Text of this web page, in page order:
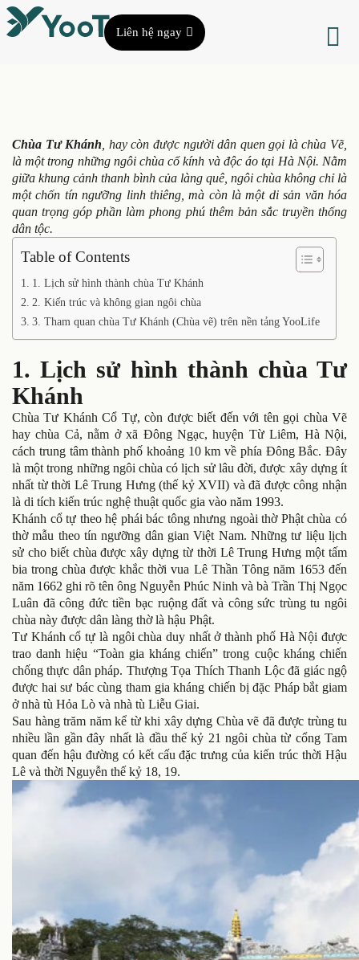
Liên hệ ngay
Chùa Tư Khánh , hay còn được người dân quen gọi là chùa Vẽ,
là một trong những ngôi chùa cổ kính và độc áo tại Hà Nội. Nằm
giữa khung cảnh thanh bình của làng quê, ngôi chùa không chỉ là
một chốn tín ngưỡng linh thiêng, mà còn là một di sản văn hóa
quan trọng góp phần làm phong phú thêm bản sắc truyền thống
dân tộc.
Table of Contents
1. Lịch sử hình thành chùa Tư Khánh
2. Kiến trúc và không gian ngôi chùa
3. Tham quan chùa Tư Khánh (Chùa vẽ) trên nền tảng YooLife
1. Lịch sử hình thành chùa Tư
Khánh
Chùa Tư Khánh Cổ Tự, còn được biết đến với tên gọi chùa Vẽ
hay chùa Cả, nằm ở xã Đông Ngạc, huyện Từ Liêm, Hà Nội,
cách trung tâm thành phố khoảng 10 km về phía Đông Bắc. Đây
là một trong những ngôi chùa có lịch sử lâu đời, được xây dựng ít
nhất từ thời Lê Trung Hưng (thế kỷ XVII) và đã được công nhận
là di tích kiến trúc nghệ thuật quốc gia vào năm 1993.
Khánh cổ tự theo hệ phái bác tông nhưng ngoài thờ Phật chùa có
thờ mẫu theo tín ngưỡng dân gian Việt Nam. Những tư liệu lịch
sử cho biết chùa được xây dựng từ thời Lê Trung Hưng một tấm
bia trong chùa được khắc thời vua Lê Thần Tông năm 1653 đến
năm 1662 ghi rõ tên ông Nguyễn Phúc Ninh và bà Trần Thị Ngọc
Luân đã công đức tiền bạc ruộng đất và công sức trùng tu ngôi
chùa này được dân làng thờ là hậu Phật.
Tư Khánh cổ tự là ngôi chùa duy nhất ở thành phố Hà Nội được
trao danh hiệu “Toàn gia kháng chiến” trong cuộc kháng chiến
chống thực dân pháp. Thượng Tọa Thích Thanh Lộc đã giác ngộ
được hai sư bác cùng tham gia kháng chiến bị đặc Pháp bắt giam
ở nhà tù Hỏa Lò và nhà tù Liễu Giai.
Sau hàng trăm năm kể từ khi xây dựng Chùa vẽ đã được trùng tu
nhiều lần gần đây nhất là đầu thế kỷ 21 ngôi chùa từ cổng Tam
quan đến hậu đường có kết cấu đặc trưng của kiến trúc thời Hậu
Lê và thời Nguyễn thế kỷ 18, 19.